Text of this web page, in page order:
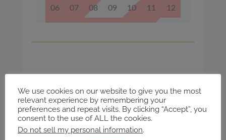
We use cookies on our website to give you the most
relevant experience by remembering your
preferences and repeat visits. By clicking “Accept”, you
consent to the use of ALL the cookies.
Do not sell my personal information.